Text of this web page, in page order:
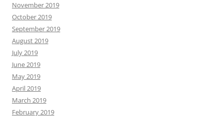
November 2019
October 2019
September 2019
August 2019
July 2019
June 2019
May 2019
April 2019
March 2019
February 2019